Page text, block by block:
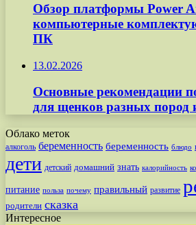
Обзор платформы Power
компьютерные
ПК
13.02.2026
Основные рекомендации
для щенков разных пород
Облако меток
алкоголь беременность беременность блюдо
дети детский домашний знать калорийность
питание польза почему правильный развитие
родители сказка
Интересное